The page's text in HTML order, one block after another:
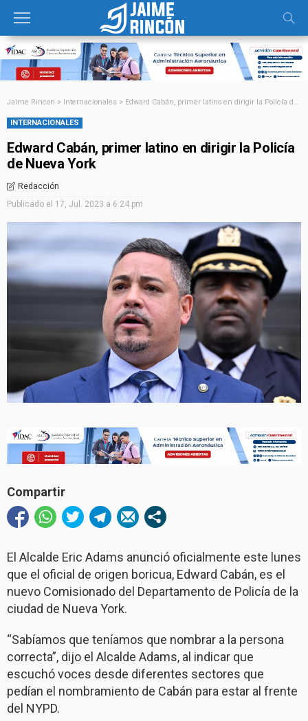
Jaime Rincon > Internacionales > Edward Cabán, primer latino en dirigir la Policía de Nueva York
INTERNACIONALES
Edward Cabán, primer latino en dirigir la Policía
de Nueva York
Redacción
Publicado el 17, Jul. 2023 a 6:24 pm
Compartir
El Alcalde Eric Adams anunció oficialmente este lunes
que el oficial de origen boricua, Edward Cabán, es el
nuevo Comisionado del Departamento de Policía de la
ciudad de Nueva York.
“Sabíamos que teníamos que nombrar a la persona
correcta”, dijo el Alcalde Adams, al indicar que
escuchó voces desde diferentes sectores que
pedían el nombramiento de Cabán para estar al frente
del NYPD.